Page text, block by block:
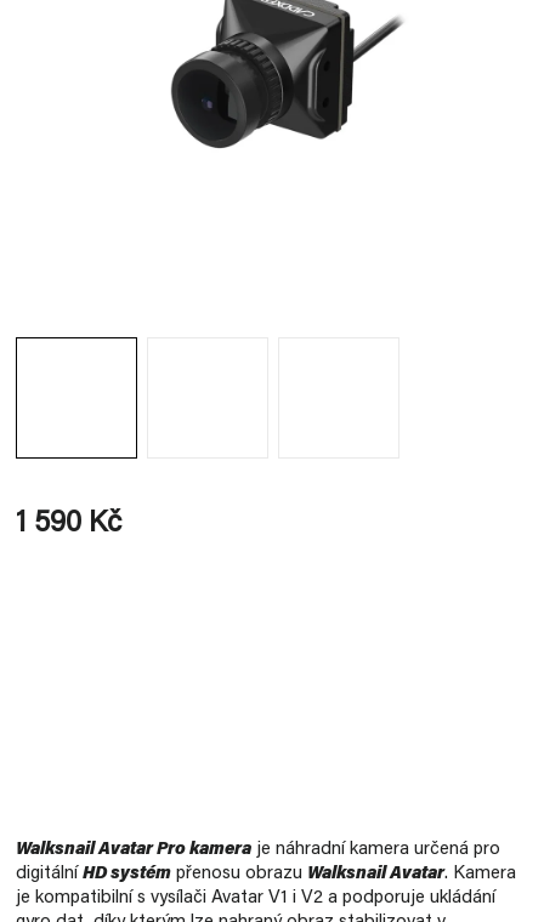
1 590 Kč
Walksnail Avatar Pro kamera je náhradní kamera určená pro
digitální HD systém přenosu obrazu Walksnail Avatar. Kamera
je kompatibilní s vysílači Avatar V1 i V2 a podporuje ukládání